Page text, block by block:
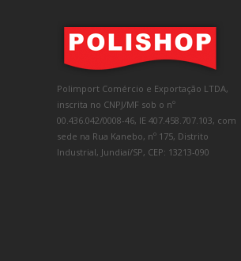
Polimport Comércio e Exportação LTDA,
inscrita no CNPJ/MF sob o nº
00.436.042/0008-46, IE 407.458.707.103, com
sede na Rua Kanebo, nº 175, Distrito
Industrial, Jundiaí/SP, CEP: 13213-090